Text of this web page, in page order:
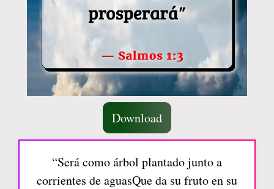
Download
“Será como árbol plantado junto a
corrientes de aguasQue da su fruto en su